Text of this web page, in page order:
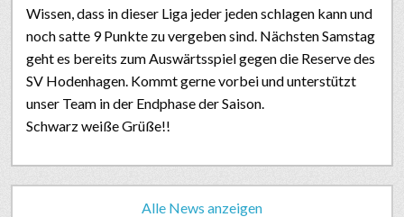
Wissen, dass in dieser Liga jeder jeden schlagen kann und
noch satte 9 Punkte zu vergeben sind. Nächsten Samstag
geht es bereits zum Auswärtsspiel gegen die Reserve des
SV Hodenhagen. Kommt gerne vorbei und unterstützt
unser Team in der Endphase der Saison.
Schwarz weiße Grüße!!
Alle News anzeigen